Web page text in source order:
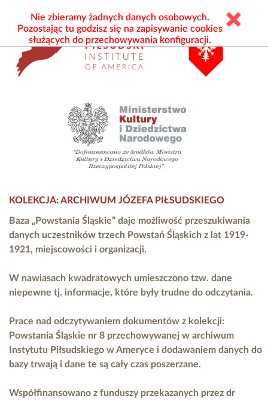
KOLEKCJA: ARCHIWUM JÓZEFA PIŁSUDSKIEGO
Baza „Powstania Śląskie” daje możliwość przeszukiwania
danych uczestników trzech Powstań Śląskich z lat 1919-
1921, miejscowości i organizacji.
W nawiasach kwadratowych umieszczono tzw. dane
niepewne tj. informacje, które były trudne do odczytania.
Prace nad odczytywaniem dokumentów z kolekcji:
Powstania Śląskie nr 8 przechowywanej w archiwum
Instytutu Piłsudskiego w Ameryce i dodawaniem danych do
bazy trwają i dane te są cały czas poszerzane.
Współfinansowano z funduszy przekazanych przez dr
Nie zbieramy żadnych danych osobowych.
Pozostając tu godzisz się na zapisywanie cookies
służących do przechowywania konfiguracji.